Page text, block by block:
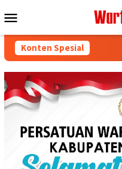
ke
Mobile
Konten Spesial